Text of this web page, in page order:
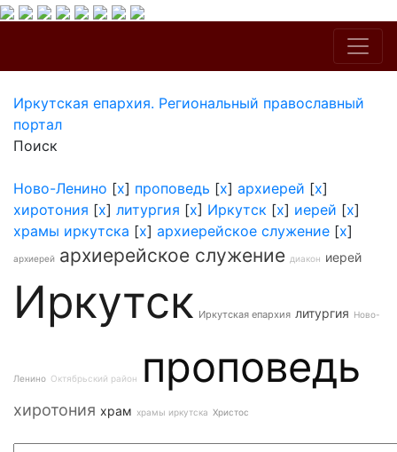
Иркутская епархия. Региональный православный
портал
Поиск
Ново-Ленино [x] проповедь [x] архиерей [x]
хиротония [x] литургия [x] Иркутск [x] иерей [x]
храмы иркутска [x] архиерейское служение [x]
архиерей архиерейское служение диакон иерей
Иркутск Иркутская епархия литургия Ново-
Ленино Октябрьский район проповедь
хиротония храм храмы иркутска Христос